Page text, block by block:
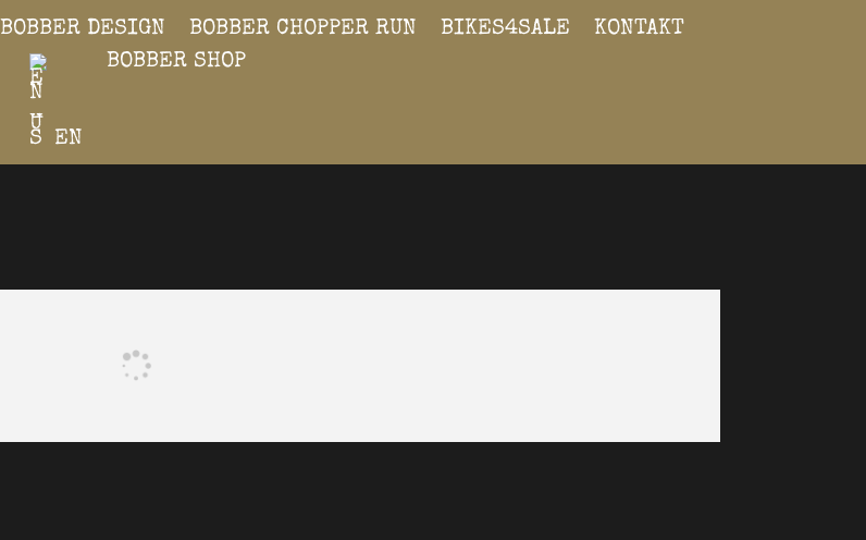
BOBBER DESIGN BOBBER CHOPPER RUN BIKES4SALE KONTAKT
EN
BOBBER SHOP